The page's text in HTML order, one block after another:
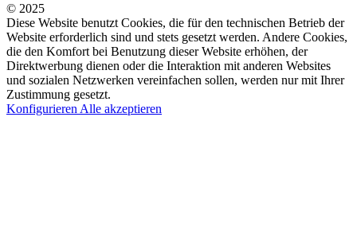
© 2025
Diese Website benutzt Cookies, die für den technischen Betrieb der
Website erforderlich sind und stets gesetzt werden. Andere Cookies,
die den Komfort bei Benutzung dieser Website erhöhen, der
Direktwerbung dienen oder die Interaktion mit anderen Websites
und sozialen Netzwerken vereinfachen sollen, werden nur mit Ihrer
Zustimmung gesetzt.
Konfigurieren Alle akzeptieren